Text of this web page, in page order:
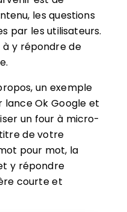
les questions
par les utilisateurs.
à y répondre de
un exemple
lance Ok Google et
un four à micro-
de votre
pour mot, la
y répondre
courte et